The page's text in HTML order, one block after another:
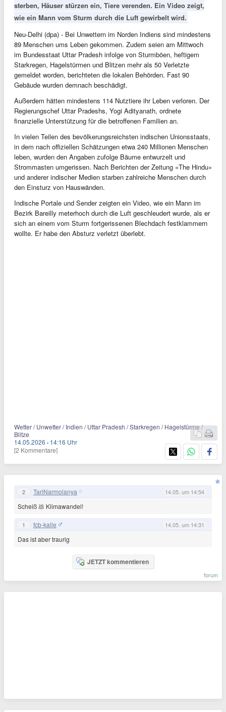
sterben, Häuser stürzen ein, Tiere verenden. Ein Video zeigt,
wie ein Mann vom Sturm durch die Luft gewirbelt wird.
Neu-Delhi (dpa) - Bei Unwettern im Norden Indiens sind mindestens
89 Menschen ums Leben gekommen. Zudem seien am Mittwoch
im Bundesstaat Uttar Pradesh infolge von Sturmböen, heftigem
Starkregen, Hagelstürmen und Blitzen mehr als 50 Verletzte
gemeldet worden, berichteten die lokalen Behörden. Fast 90
Gebäude wurden demnach beschädigt.
Außerdem hätten mindestens 114 Nutztiere ihr Leben verloren. Der
Regierungschef Uttar Pradeshs, Yogi Adityanath, ordnete
finanzielle Unterstützung für die betroffenen Familien an.
In vielen Teilen des bevölkerungsreichsten indischen Unionsstaats,
in dem nach offiziellen Schätzungen etwa 240 Millionen Menschen
leben, wurden den Angaben zufolge Bäume entwurzelt und
Strommasten umgerissen. Nach Berichten der Zeitung «The Hindu»
und anderer indischer Medien starben zahlreiche Menschen durch
den Einsturz von Hauswänden.
Indische Portale und Sender zeigten ein Video, wie ein Mann im
Bezirk Bareilly meterhoch durch die Luft geschleudert wurde, als er
sich an einem vom Sturm fortgerissenen Blechdach festklammern
wollte. Er habe den Absturz verletzt überlebt.
Wetter / Unwetter / Indien / Uttar Pradesh / Starkregen / Hagelstürme /
Blitze
14.05.2026 · 14:16 Uhr
[2 Kommentare]
2 TariNarmolanya 14.05. um 14:54
Scheiß 💩 Klimawandel!
1 fcb-kalle 14.05. um 14:31
Das ist aber traurig
JETZT kommentieren
forum